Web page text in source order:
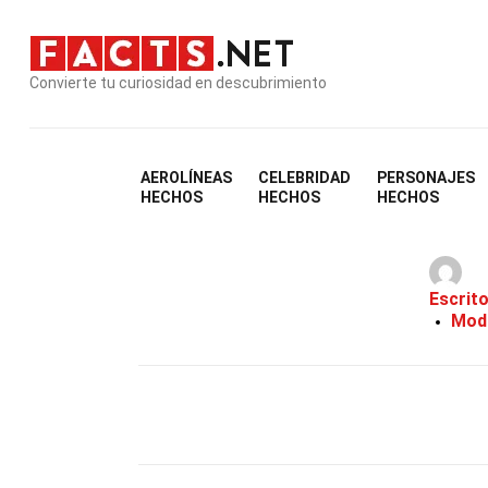
Convierte tu curiosidad en descubrimiento
AEROLÍNEAS
HECHOS
CELEBRIDAD
HECHOS
PERSONAJES
HECHOS